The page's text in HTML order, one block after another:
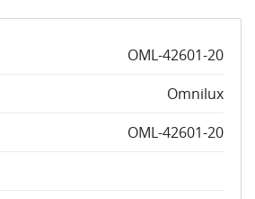
OML-42601-20
Omnilux
OML-42601-20